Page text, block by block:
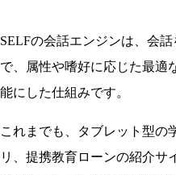
SELFの会話エンジンは、会
で、属性や嗜好に応じた最適
能にした仕組みです。
これまでも、タブレット型の
リ、提携教育ローンの紹介サ